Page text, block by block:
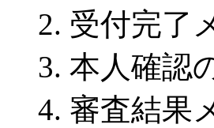
受付完了
本人確認
審査結果